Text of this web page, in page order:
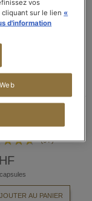
DREAM
(24)
(97)
AU PANIER
vos
cliquant sur le lien«
d'information